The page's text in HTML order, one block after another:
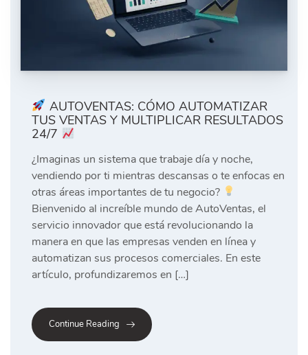
AUTOVENTAS: CÓMO AUTOMATIZAR
TUS VENTAS Y MULTIPLICAR RESULTADOS
24/7
¿Imaginas un sistema que trabaje día y noche,
vendiendo por ti mientras descansas o te enfocas en
otras áreas importantes de tu negocio?
Bienvenido al increíble mundo de AutoVentas, el
servicio innovador que está revolucionando la
manera en que las empresas venden en línea y
automatizan sus procesos comerciales. En este
artículo, profundizaremos en […]
Continue Reading